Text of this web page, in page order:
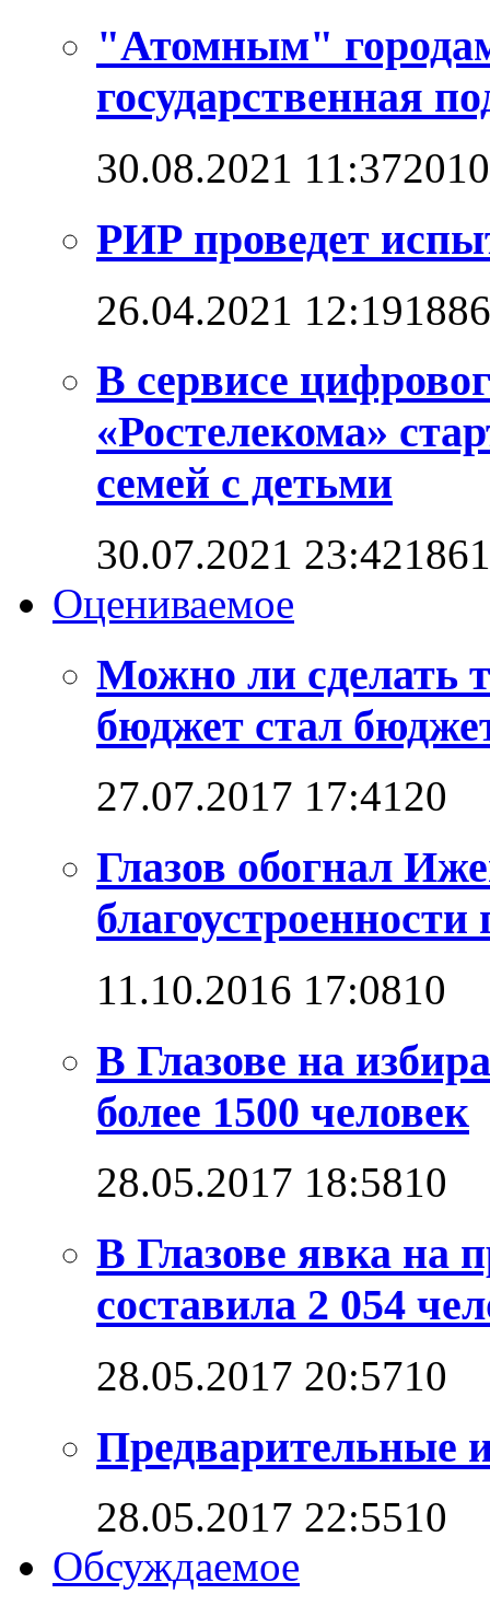
"Атомным"
государственная
30.08.2021 11:37
РИР проведет
26.04.2021 12:19
В сервисе
«Ростелекома»
семей с детьми
30.07.2021 23:42
Оцениваемое
Можно ли сделать
бюджет стал
27.07.2017 17:4120
Глазов обогнал
благоустроенности
11.10.2016 17:0810
В Глазове на
более 1500 человек
28.05.2017 18:5810
В Глазове явка на
составила 2 054
28.05.2017 20:5710
Предварительные
28.05.2017 22:5510
Обсуждаемое